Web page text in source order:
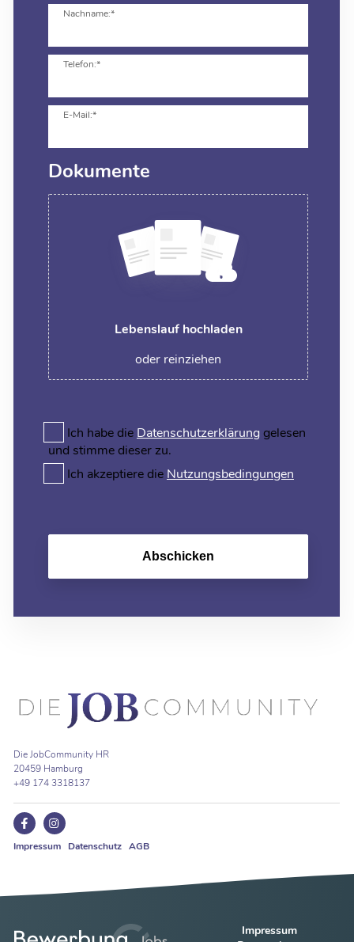
Nachname:*
Telefon:*
E-Mail:*
Dokumente
Lebenslauf hochladen
oder reinziehen
Ich habe die Datenschutzerklärunggelesen
und stimme dieser zu.
Ich akzeptiere die Nutzungsbedingungen
Abschicken
Die JobCommunity HR
20459 Hamburg
+49 174 3318137
Impressum Datenschutz AGB
Impressum